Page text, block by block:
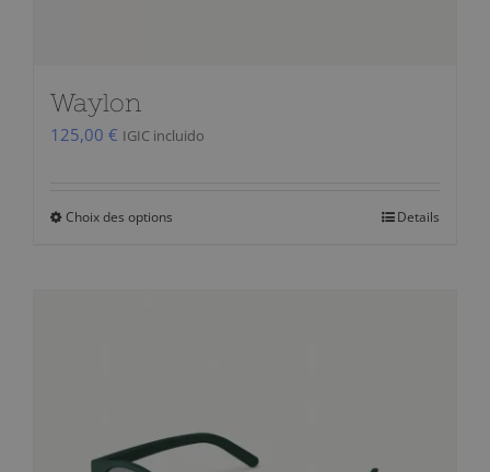
Waylon
125,00 € IGIC incluido
Choix des options
peuvent
Details